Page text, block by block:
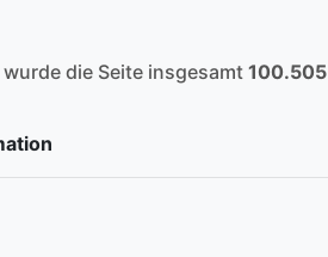
die Seite insgesamt100.505